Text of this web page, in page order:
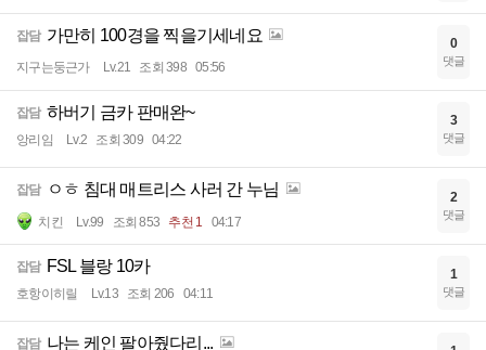
잡담 가만히 100경을 찍을기세네요
지구는둥근가 Lv.21 조회 398 05:56
0
댓글
잡담 하버기 금카 판매완~
앙리임 Lv.2 조회 309 04:22
3
댓글
잡담 ㅇㅎ 침대 매트리스 사러 간 누님
치킨 Lv.99 조회 853 추천 1 04:17
2
댓글
잡담 FSL 블랑 10카
호항이히릴 Lv.13 조회 206 04:11
1
댓글
잡담 나는 케인 팔아줬다리...